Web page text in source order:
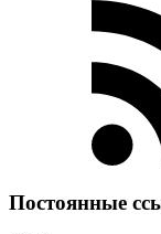
Постоянные